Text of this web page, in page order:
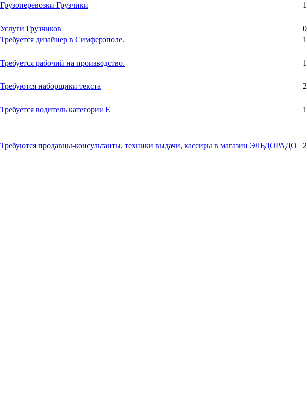
Грузоперевозки Грузчики
Услуги Грузчиков
Требуется дизайнер в Симферополе.
Требуется рабочий на производство.
Требуются наборщики текста
Требуется водитель категории Е
Требуются продавцы-консультанты, техники выдачи, кассиры в магазин ЭЛЬДОРАДО